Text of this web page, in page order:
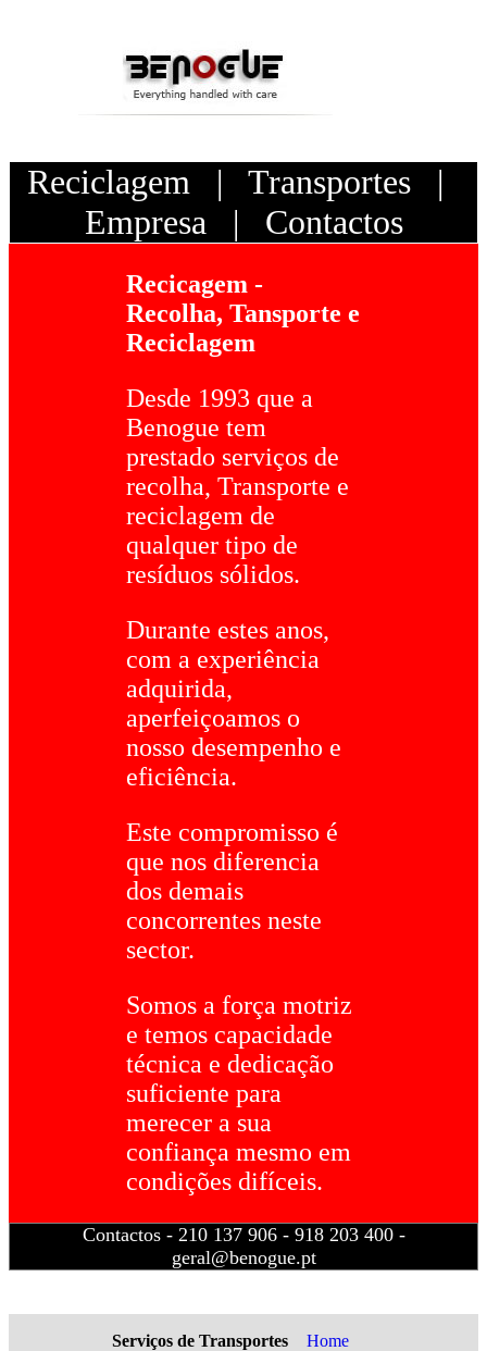
Reciclagem | Transportes|
Empresa | Contactos
Recicagem -
Recolha, Tansporte e
Reciclagem
Desde 1993 que a
Benogue tem
prestado serviços de
recolha, Transporte e
reciclagem de
qualquer tipo de
resíduos sólidos.
Durante estes anos,
com a experiência
adquirida,
aperfeiçoamos o
nosso desempenho e
eficiência.
Este compromisso é
que nos diferencia
dos demais
concorrentes neste
sector.
Somos a força motriz
e temos capacidade
técnica e dedicação
suficiente para
merecer a sua
confiança mesmo em
condições difíceis.
Contactos - 210 137 906 - 918 203 400 -
geral@benogue.pt
Serviços de Transportes Home